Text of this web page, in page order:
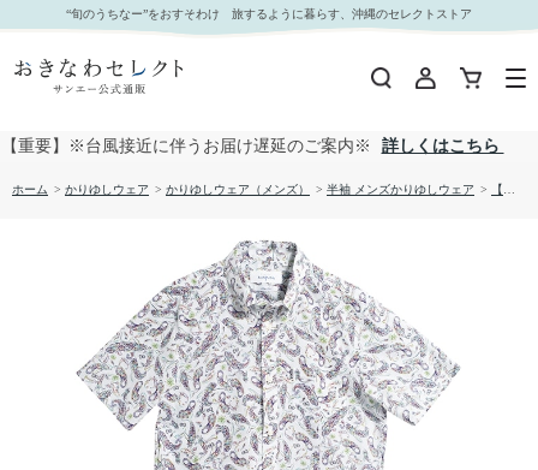
【送料無料】フィッシュドロップス柄 かりゆしウェア GEM19013S｜おきなわセレクト サンエ
ー公式通販
“旬のうちなー”をおすそわけ 旅するように暮らす、沖縄のセレクトストア
【重要】※台風接近に伴うお届け遅延のご案内※ 詳しくはこちら
ホーム > かりゆしウェア > かりゆしウェア（メンズ） > 半袖 メンズかりゆしウェア > 【送料無料】フィッシュドロップス柄 かりゆしウェア GEM19013S